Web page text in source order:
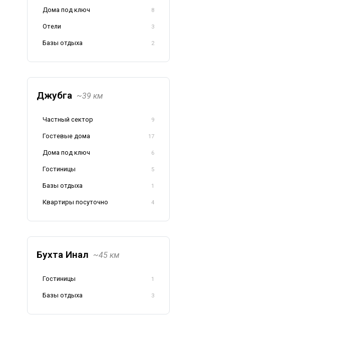
Дома под ключ 8
Отели 3
Базы отдыха 2
Джубга ~39 км
Частный сектор 9
Гостевые дома 17
Дома под ключ 6
Гостиницы 5
Базы отдыха 1
Квартиры посуточно 4
Бухта Инал ~45 км
Гостиницы 1
Базы отдыха 3